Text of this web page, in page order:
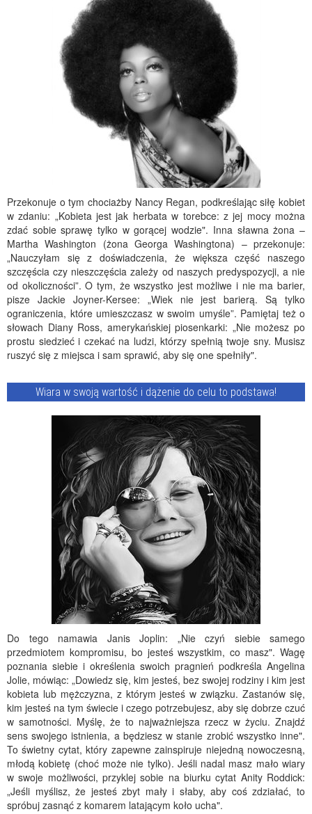
Przekonuje o tym chociażby Nancy Regan, podkreślając siłę kobiet
w zdaniu: „Kobieta jest jak herbata w torebce: z jej mocy można
zdać sobie sprawę tylko w gorącej wodzie". Inna sławna żona –
Martha Washington (żona Georga Washingtona) – przekonuje:
„Nauczyłam się z doświadczenia, że większa część naszego
szczęścia czy nieszczęścia zależy od naszych predyspozycji, a nie
od okoliczności”. O tym, że wszystko jest możliwe i nie ma barier,
pisze Jackie Joyner-Kersee: „Wiek nie jest barierą. Są tylko
ograniczenia, które umieszczasz w swoim umyśle”. Pamiętaj też o
słowach Diany Ross, amerykańskiej piosenkarki: „Nie możesz po
prostu siedzieć i czekać na ludzi, którzy spełnią twoje sny. Musisz
ruszyć się z miejsca i sam sprawić, aby się one spełniły".
Wiara w swoją wartość i dążenie do celu to podstawa!
Do tego namawia Janis Joplin: „Nie czyń siebie samego
przedmiotem kompromisu, bo jesteś wszystkim, co masz". Wagę
poznania siebie i określenia swoich pragnień podkreśla Angelina
Jolie, mówiąc: „Dowiedz się, kim jesteś, bez swojej rodziny i kim jest
kobieta lub mężczyzna, z którym jesteś w związku. Zastanów się,
kim jesteś na tym świecie i czego potrzebujesz, aby się dobrze czuć
w samotności. Myślę, że to najważniejsza rzecz w życiu. Znajdź
sens swojego istnienia, a będziesz w stanie zrobić wszystko inne".
To świetny cytat, który zapewne zainspiruje niejedną nowoczesną,
młodą kobietę (choć może nie tylko). Jeśli nadal masz mało wiary
w swoje możliwości, przyklej sobie na biurku cytat Anity Roddick:
„Jeśli myślisz, że jesteś zbyt mały i słaby, aby coś zdziałać, to
spróbuj zasnąć z komarem latającym koło ucha".